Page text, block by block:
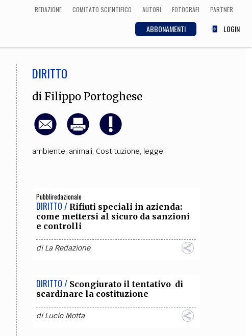
REDAZIONE COMITATO SCIENTIFICO AUTORI FOTOGRAFI PARTNER
ABBONAMENTI LOGIN
ECONOMIA
Matematica, Fisica,
Biologia, Cifrematica,
CULTURA
Arte, Cinema, Musica,
COLLABORA CON NOI
DIRITTO
di Filippo Portoghese
ambiente, animali, Costituzione, legge
Pubbliredazionale
DIRITTO / Rifiuti speciali in azienda:
come mettersi al sicuro da sanzioni
e controlli
diLa Redazione
DIRITTO / Scongiurato il tentativo di
scardinare la costituzione
diLucio Motta